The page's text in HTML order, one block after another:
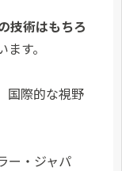
技術はもちろ
ます。
国際的な視野
ー・ジャパ